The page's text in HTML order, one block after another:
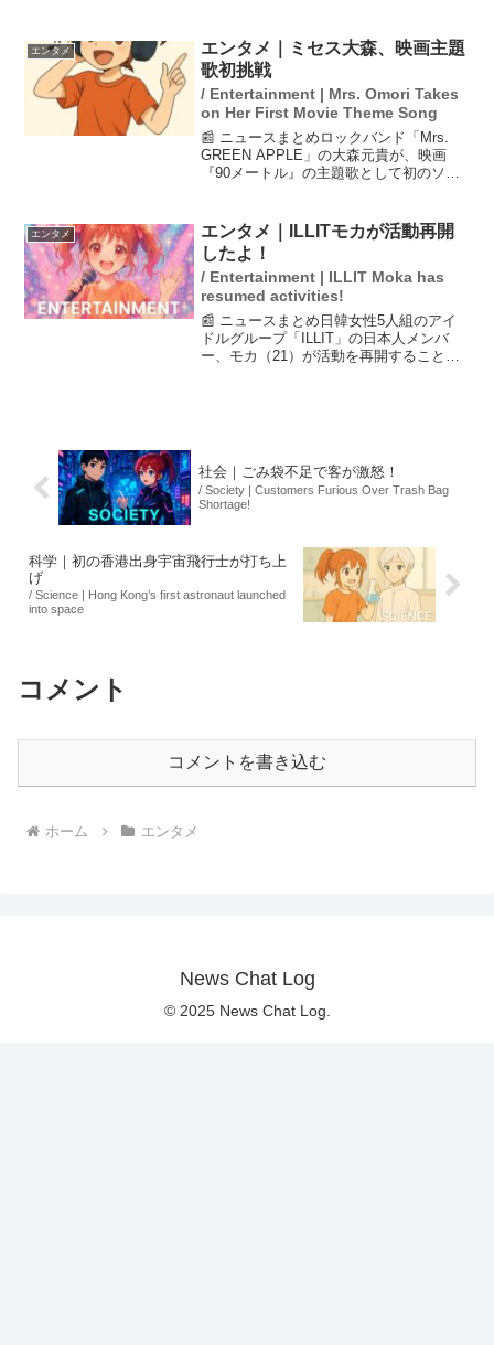
める理由や、その背後にある問題が浮き
彫りになっている。...
エンタメ
エンタメ｜ミセス大森、映画主題
歌初挑戦
/ Entertainment | Mrs. Omori Takes
on Her First Movie Theme Song
📰 ニュースまとめロックバンド「Mrs.
GREEN APPLE」の大森元貴が、映画
『90メートル』の主題歌として初のソロ
中が押せればいいな』という思いを込め
た...
エンタメ
エンタメ｜ILLITモカが活動再開
したよ！
/ Entertainment | ILLIT Moka has
resumed activities!
📰 ニュースまとめ日韓女性5人組のアイ
ドルグループ「ILLIT」の日本人メンバ
ー、モカ（21）が活動を再開することが
社会｜ごみ袋不足で客が激怒！
/ Society | Customers Furious Over Trash Bag
Shortage!
科学｜初の香港出身宇宙飛行士が打ち上
げ
/ Science | Hong Kong’s first astronaut launched
into space
コメント
コメントを書き込む
ホーム エンタメ
News Chat Log
© 2025 News Chat Log.